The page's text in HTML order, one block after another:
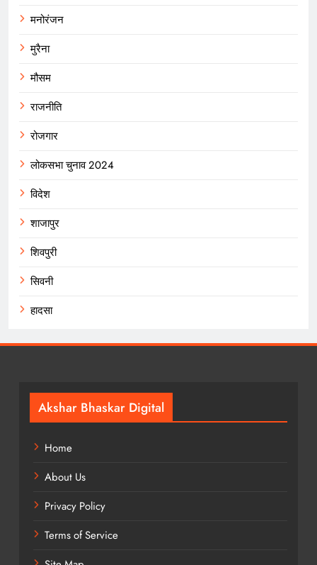
मनोरंजन
मुरैना
मौसम
राजनीति
रोजगार
लोकसभा चुनाव 2024
विदेश
शाजापुर
शिवपुरी
सिवनी
हादसा
Akshar Bhaskar Digital
Home
About Us
Privacy Policy
Terms of Service